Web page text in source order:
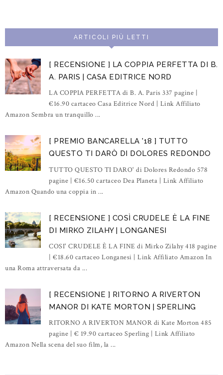
ARTICOLI PIÙ LETTI
[ RECENSIONE ] LA COPPIA PERFETTA DI B.
A. PARIS | CASA EDITRICE NORD
LA COPPIA PERFETTA di B. A. Paris 337 pagine |
€16.90 cartaceo Casa Editrice Nord | Link Affiliato
Amazon Sembra un tranquillo ...
[ PREMIO BANCARELLA '18 ] TUTTO
QUESTO TI DARÒ DI DOLORES REDONDO
TUTTO QUESTO TI DARO' di Dolores Redondo 578
pagine | €16.50 cartaceo Dea Planeta | Link Affiliato
Amazon Quando una coppia in ...
[ RECENSIONE ] COSÌ CRUDELE È LA FINE
DI MIRKO ZILAHY | LONGANESI
COSI' CRUDELE È LA FINE di Mirko Zilahy 418 pagine
| €18.60 cartaceo Longanesi | Link Affiliato Amazon In
una Roma attraversata da ...
[ RECENSIONE ] RITORNO A RIVERTON
MANOR DI KATE MORTON | SPERLING
RITORNO A RIVERTON MANOR di Kate Morton 485
pagine | € 19.90 cartaceo Sperling | Link Affiliato
Amazon Nella scena del suo film, la ...